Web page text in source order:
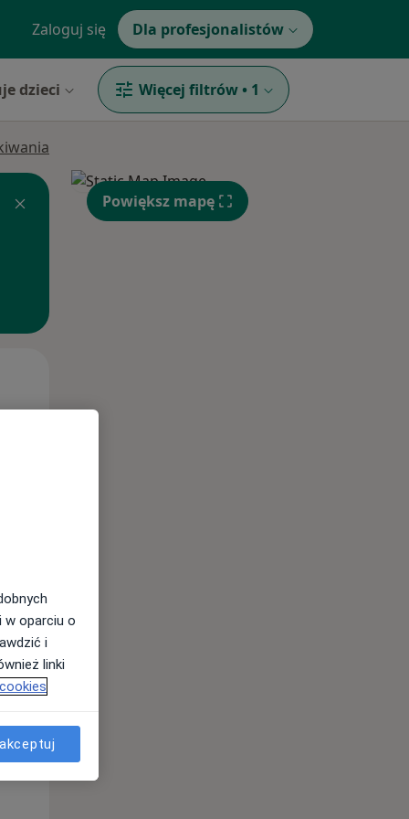
Zaloguj się Dla profesjonalistów
dzieci Więcej filtrów • 1
Pon,
10 Sie
Powiększ mapę
w oparciu o
i
linki